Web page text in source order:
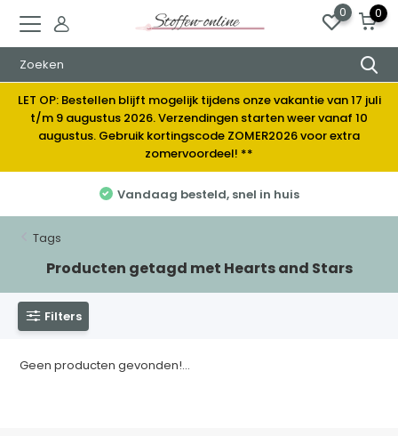
0 0
LET OP: Bestellen blijft mogelijk tijdens onze vakantie van 17 juli
t/m 9 augustus 2026. Verzendingen starten weer vanaf 10
augustus. Gebruik kortingscode ZOMER2026 voor extra
zomervoordeel! **
Vandaag besteld, snel in huis
Tags
Producten getagd met Hearts and Stars
Filters
Geen producten gevonden!...